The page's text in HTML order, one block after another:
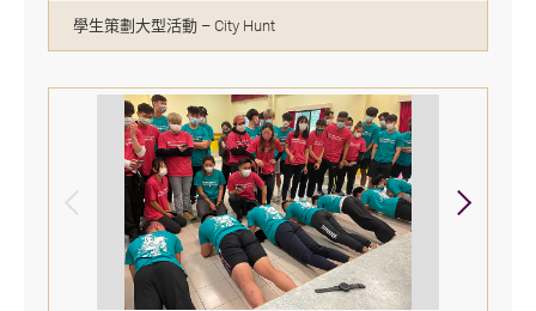
學生策劃大型活動 – City Hunt